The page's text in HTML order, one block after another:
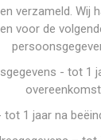
verzameld. Wij
voor de
- tot 1
overeenkomst
tot 1 jaar na